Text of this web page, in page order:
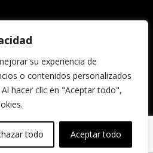
su experiencia de
o contenidos personalizados
hacer clic en "Aceptar todo",
todo Aceptar todo
privacidad- Política de cookies